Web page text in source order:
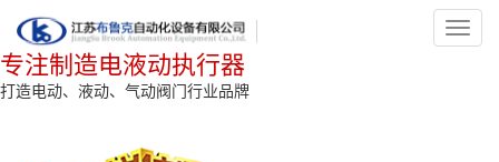
专注制造电液动执行器
打造电动、液动、气动阀门行业品牌